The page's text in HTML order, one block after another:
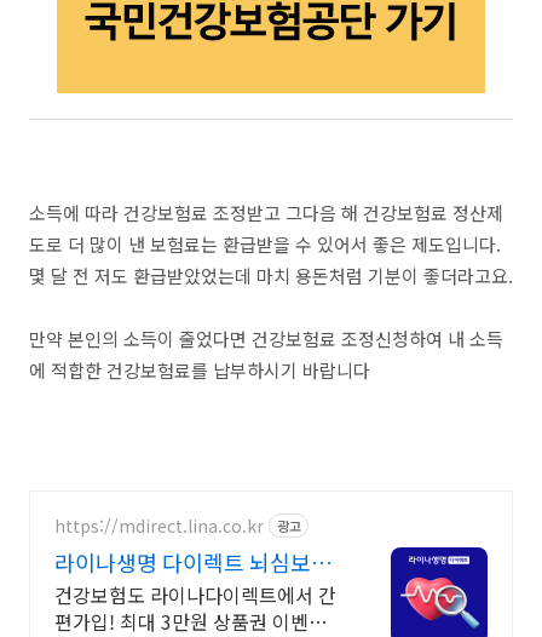
소득에 따라 건강보험료 조정받고 그다음 해 건강보험료 정산제
도로 더 많이 낸 보험료는 환급받을 수 있어서 좋은 제도입니다.
몇 달 전 저도 환급받았었는데 마치 용돈처럼 기분이 좋더라고요.
만약 본인의 소득이 줄었다면 건강보험료 조정신청하여 내 소득
에 적합한 건강보험료를 납부하시기 바랍니다
https://mdirect.lina.co.kr 광고
라이나생명 다이렉트 뇌심보험
최대 3만원 상품권 증정
건강보험도 라이나다이렉트에서 간
편가입! 최대 3만원 상품권 이벤트